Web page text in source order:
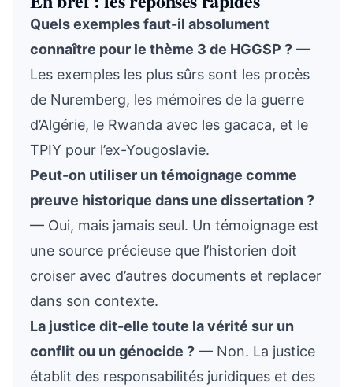
Quels exemples faut-il absolument
connaître pour le thème 3 de HGGSP ? —
Les exemples les plus sûrs sont les procès
de Nuremberg, les mémoires de la guerre
d’Algérie, le Rwanda avec les gacaca, et le
TPIY pour l’ex-Yougoslavie.
Peut-on utiliser un témoignage comme
preuve historique dans une dissertation ?
— Oui, mais jamais seul. Un témoignage est
une source précieuse que l’historien doit
croiser avec d’autres documents et replacer
dans son contexte.
La justice dit-elle toute la vérité sur un
conflit ou un génocide ? — Non. La justice
établit des responsabilités juridiques et des